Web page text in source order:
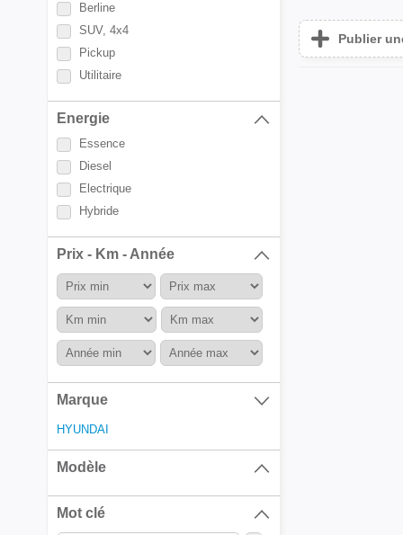
Berline
SUV, 4x4
Pickup
Utilitaire
Energie
Essence
Diesel
Electrique
Hybride
Prix - Km - Année
Marque
HYUNDAI
Modèle
Mot clé
Publier